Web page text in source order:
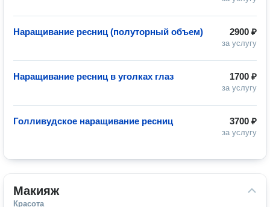
2900 ₽
за услугу
Наращивание ресниц (полуторный объем)
1700 ₽
за услугу
Наращивание ресниц в уголках глаз
3700 ₽
за услугу
Голливудское наращивание ресниц
Макияж
Красота